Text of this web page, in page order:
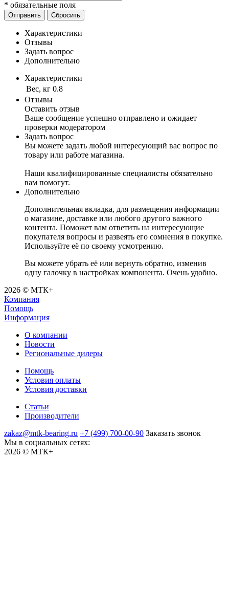
* обязательные поля
Отправить Сбросить
Характеристики
Отзывы
Задать вопрос
Дополнительно
Характеристики
Вес, кг 0.8
Отзывы
Оставить отзыв
Ваше сообщение успешно отправлено и ожидает
проверки модератором
Задать вопрос
Вы можете задать любой интересующий вас вопрос по
товару или работе магазина.
Наши квалифицированные специалисты обязательно
вам помогут.
Дополнительно
Дополнительная вкладка, для размещения информации
о магазине, доставке или любого другого важного
контента. Поможет вам ответить на интересующие
покупателя вопросы и развеять его сомнения в покупке.
Используйте её по своему усмотрению.
Вы можете убрать её или вернуть обратно, изменив
одну галочку в настройках компонента. Очень удобно.
2026 © МТК+
Компания
Помощь
Информация
О компании
Новости
Региональные дилеры
Помощь
Условия оплаты
Условия доставки
Статьи
Производители
zakaz@mtk-bearing.ru +7 (499) 700-00-90 Заказать звонок
Мы в социальных сетях:
2026 © МТК+